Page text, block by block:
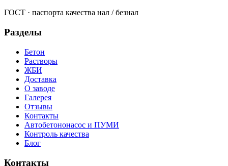
ГОСТ · паспорта качества нал / безнал
Разделы
Бетон
Растворы
ЖБИ
Доставка
О заводе
Галерея
Отзывы
Контакты
Автобетононасос и ПУМИ
Контроль качества
Блог
Контакты